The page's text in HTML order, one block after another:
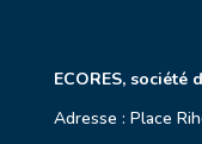
ECORES,
Adresse : Place